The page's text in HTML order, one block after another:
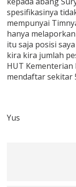
spesifikasinya
mempunyai
hanya
itu saja posisi
kira kira jumlah
HUT Kementerian
mendaftar sekitar
Yus